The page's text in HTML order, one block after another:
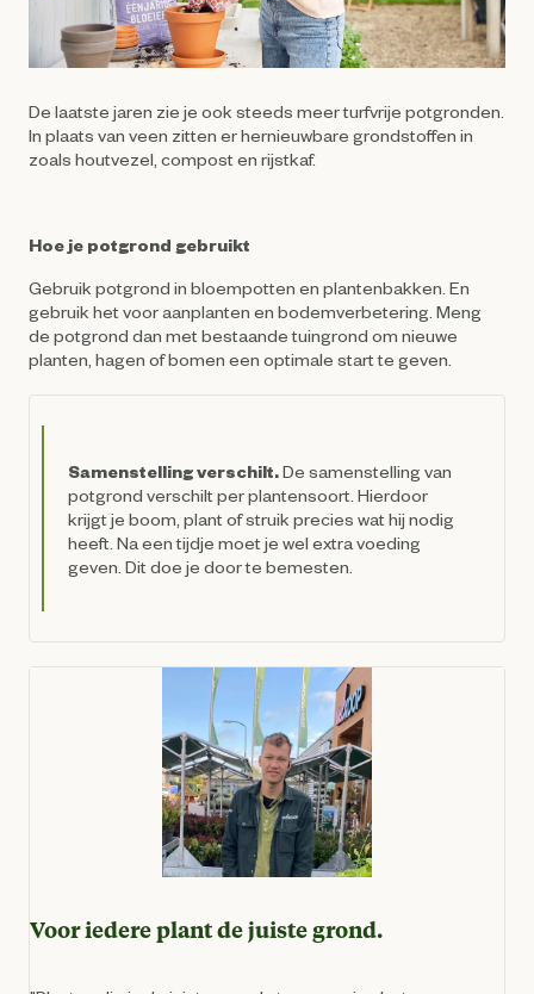
De laatste jaren zie je ook steeds meer turfvrije potgronden.
In plaats van veen zitten er hernieuwbare grondstoffen in
zoals houtvezel, compost en rijstkaf.
Hoe je potgrond gebruikt
Gebruik potgrond in bloempotten en plantenbakken. En
gebruik het voor aanplanten en bodemverbetering. Meng
de potgrond dan met bestaande tuingrond om nieuwe
planten, hagen of bomen een optimale start te geven.
Samenstelling verschilt.De samenstelling van
potgrond verschilt per plantensoort. Hierdoor
krijgt je boom, plant of struik precies wat hij nodig
heeft. Na een tijdje moet je wel extra voeding
geven. Dit doe je door te bemesten.
Voor iedere plant de juiste grond.